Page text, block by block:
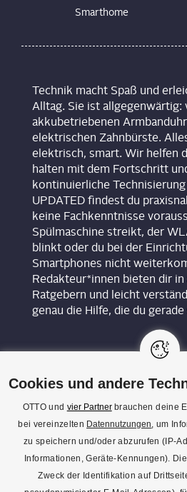
Smarthome
Technik macht Spaß und
Alltag. Sie ist allgegenwärtig:
akkubetriebenen
elektrischen Zahnbürste.
elektrisch, smart. Wir helfen
halten mit dem Fortschritt
kontinuierliche
UPDATED findest du
keine Fachkenntnisse
Spülmaschine streikt, der
blinkt oder du bei der
Smartphones nicht
Redakteur*innen bieten dir
Ratgebern und leicht
genau die Hilfe, die du
KON­TAKT
REDAK­TI­ON
IMPRES­SUM
Cookies und andere
OTTO und vier Partnerbrauchen deine
bei vereinzelten Datennutzungen, um
zu speichern und/oder abzurufen (IP-
Informationen, Geräte-Kennungen).
Zweck der Identifikation auf